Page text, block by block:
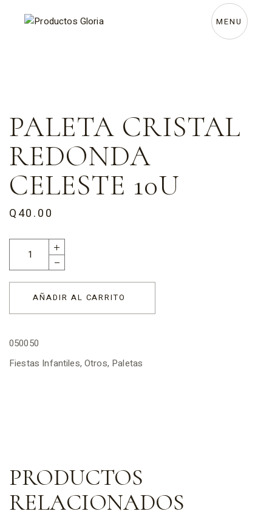
MENU
PALETA CRISTAL
REDONDA
CELESTE 10U
Q40.00
AÑADIR AL CARRITO
050050
Fiestas Infantiles,Otros, Paletas
PRODUCTOS
RELACIONADOS